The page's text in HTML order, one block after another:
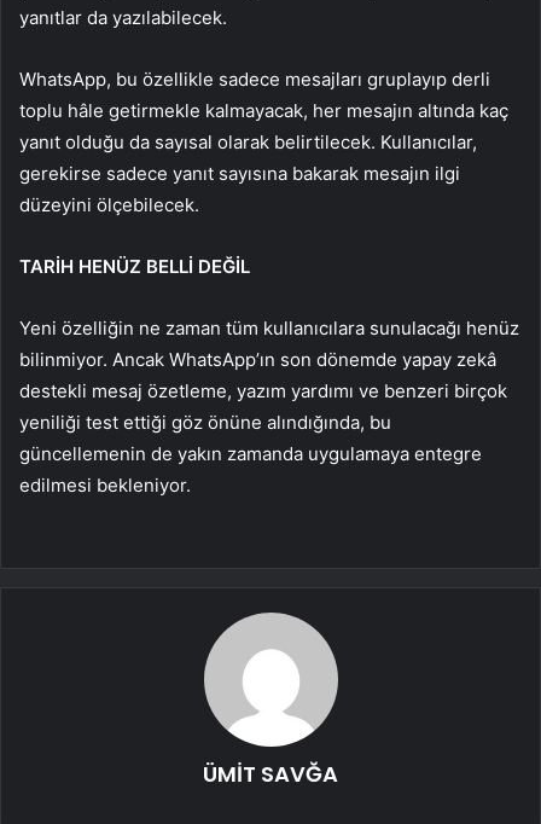
yanıtlar da yazılabilecek.
WhatsApp, bu özellikle sadece mesajları gruplayıp derli
toplu hâle getirmekle kalmayacak, her mesajın altında kaç
yanıt olduğu da sayısal olarak belirtilecek. Kullanıcılar,
gerekirse sadece yanıt sayısına bakarak mesajın ilgi
düzeyini ölçebilecek.
TARİH HENÜZ BELLİ DEĞİL
Yeni özelliğin ne zaman tüm kullanıcılara sunulacağı henüz
bilinmiyor. Ancak WhatsApp’ın son dönemde yapay zekâ
destekli mesaj özetleme, yazım yardımı ve benzeri birçok
yeniliği test ettiği göz önüne alındığında, bu
güncellemenin de yakın zamanda uygulamaya entegre
edilmesi bekleniyor.
ÜMİT SAVĞA